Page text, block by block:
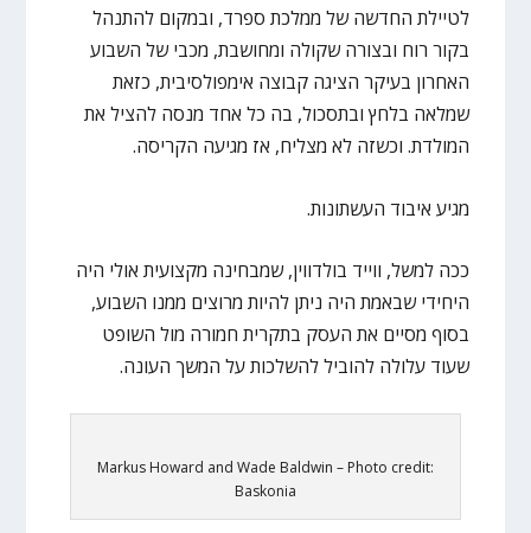
לטיילת החדשה של ממלכת ספרד, ובמקום להתנהל
בקור רוח ובצורה שקולה ומחושבת, מכבי של השבוע
האחרון בעיקר הציגה קבוצה אימפולסיבית, כזאת
שמלאה בלחץ ובתסכול, בה כל אחד מנסה להציל את
המולדת. וכשזה לא מצליח, אז מגיעה הקריסה.
מגיע איבוד העשתונות.
ככה למשל, ווייד בולדווין, שמבחינה מקצועית אולי היה
היחידי שבאמת היה ניתן להיות מרוצים ממנו השבוע,
בסוף מסיים את העסק בתקרית חמורה מול השופט
שעוד עלולה להוביל להשלכות על המשך העונה.
Markus Howard and Wade Baldwin – Photo credit:
Baskonia